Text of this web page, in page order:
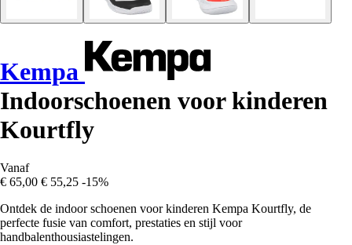
Kempa
Indoorschoenen voor kinderen
Kourtfly
Vanaf
€ 65,00 € 55,25 -15%
Ontdek de indoor schoenen voor kinderen Kempa Kourtfly, de
perfecte fusie van comfort, prestaties en stijl voor
handbalenthousiastelingen.